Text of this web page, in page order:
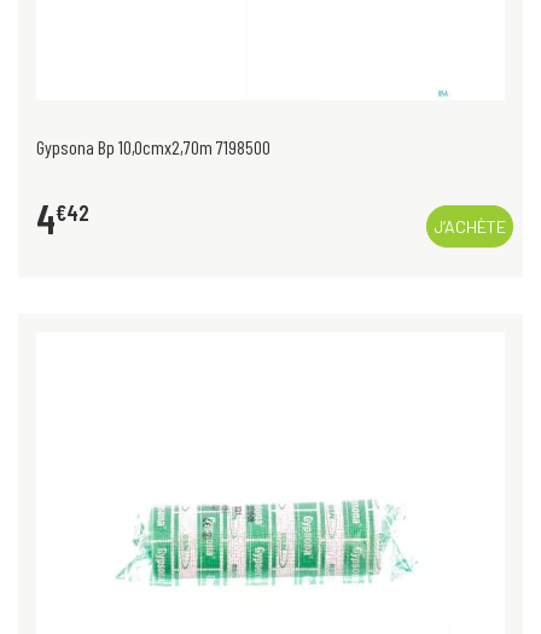
Gypsona Bp 10,0cmx2,70m 7198500
4€42
J’ACHÈTE